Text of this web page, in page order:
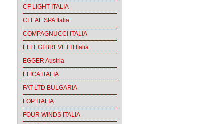
CF LIGHT ITALIA
CLEAF SPA Italia
COMPAGNUCCI ITALIA
EFFEGI BREVETTI Italia
EGGER Austria
ELICA ITALIA
FAT LTD BULGARIA
FOP ITALIA
FOUR WINDS ITALIA